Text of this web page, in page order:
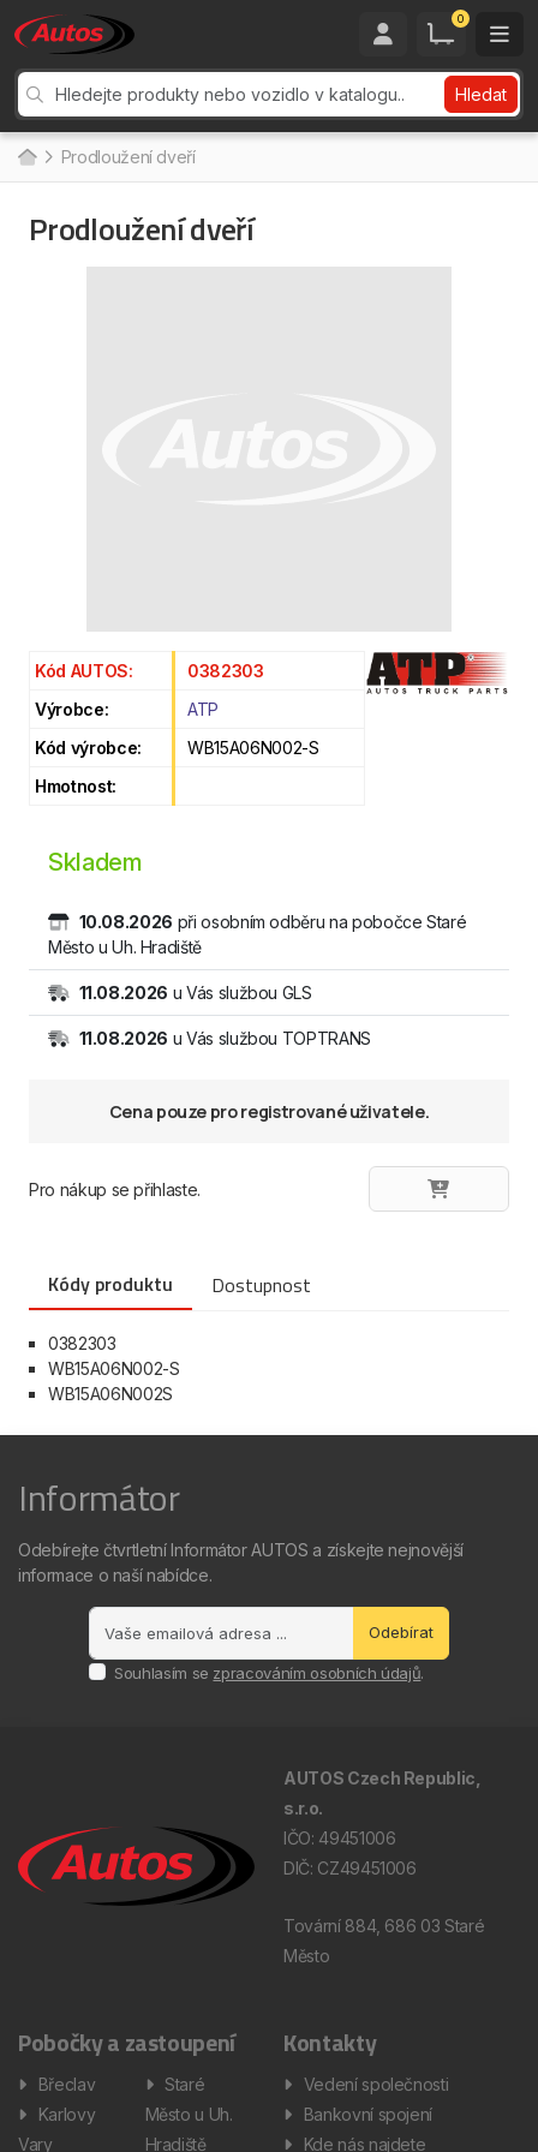
0
Hledat
Prodloužení dveří
Prodloužení dveří
Kód AUTOS:
0382303
Výrobce:
ATP
Kód výrobce:
WB15A06N002-S
Hmotnost:
Skladem
10.08.2026 při osobním odběru na pobočce Staré
Město u Uh. Hradiště
11.08.2026 u Vás službou GLS
11.08.2026 u Vás službou TOPTRANS
Cena pouze pro registrované uživatele.
Pro nákup se přihlaste.
Kódy produktu Dostupnost
0382303
WB15A06N002-S
WB15A06N002S
Informátor
Odebírejte čtvrtletní Informátor AUTOS a získejte nejnovější
informace o naší nabídce.
Odebírat
Souhlasím se zpracováním osobních údajů.
AUTOS Czech Republic,
s.r.o.
IČO: 49451006
DIČ: CZ49451006
Tovární 884, 686 03 Staré
Město
Pobočky a zastoupení
Břeclav
Karlovy
Vary
Staré
Město u Uh.
Hradiště
Kontakty
Vedení společnosti
Bankovní spojení
Kde nás najdete